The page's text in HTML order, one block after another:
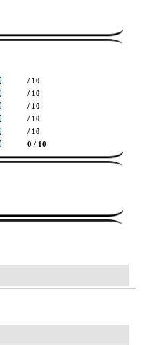
/ 10
/ 10
/ 10
/ 10
/ 10
0 / 10